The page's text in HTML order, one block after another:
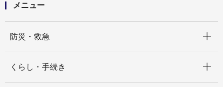
メニュー
防災・救急
くらし・手続き